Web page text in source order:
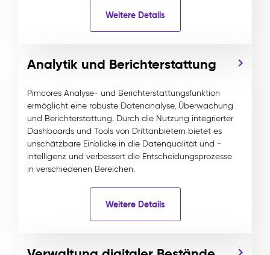
Weitere Details
Analytik und Berichterstattung
Pimcores Analyse- und Berichterstattungsfunktion
ermöglicht eine robuste Datenanalyse, Überwachung
und Berichterstattung. Durch die Nutzung integrierter
Dashboards und Tools von Drittanbietern bietet es
unschätzbare Einblicke in die Datenqualität und -
intelligenz und verbessert die Entscheidungsprozesse
in verschiedenen Bereichen.
Weitere Details